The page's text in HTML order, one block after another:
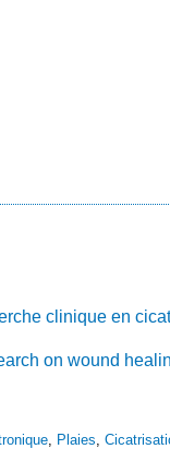
clinique en
on wound
, Plaies,